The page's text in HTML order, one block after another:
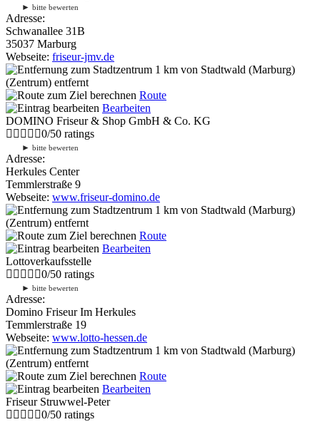
► bitte bewerten
Adresse:
Schwanallee 31B
35037 Marburg
Webseite: friseur-jmv.de
1 km von Stadtwald (Marburg)
(Zentrum) entfernt
Route
Bearbeiten
DOMINO Friseur & Shop GmbH & Co. KG
0/50 ratings
► bitte bewerten
Adresse:
Herkules Center
Temmlerstraße 9
Webseite: www.friseur-domino.de
1 km von Stadtwald (Marburg)
(Zentrum) entfernt
Route
Bearbeiten
Lottoverkaufsstelle
0/50 ratings
► bitte bewerten
Adresse:
Domino Friseur Im Herkules
Temmlerstraße 19
Webseite: www.lotto-hessen.de
1 km von Stadtwald (Marburg)
(Zentrum) entfernt
Route
Bearbeiten
Friseur Struwwel-Peter
0/50 ratings